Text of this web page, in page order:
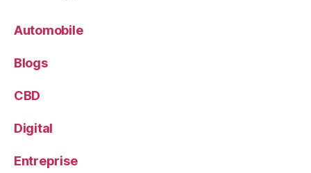
Automobile
Blogs
CBD
Digital
Entreprise